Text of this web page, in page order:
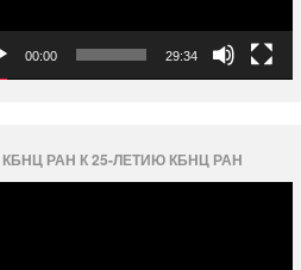
00:00 29:34
РАН К 25-ЛЕТИЮ КБНЦ РАН